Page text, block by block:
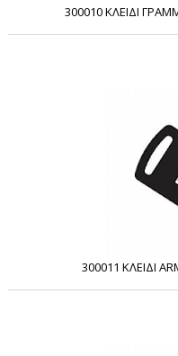
300010 ΚΛΕΙΔΙ
300011 ΚΛΕΙΔΙ